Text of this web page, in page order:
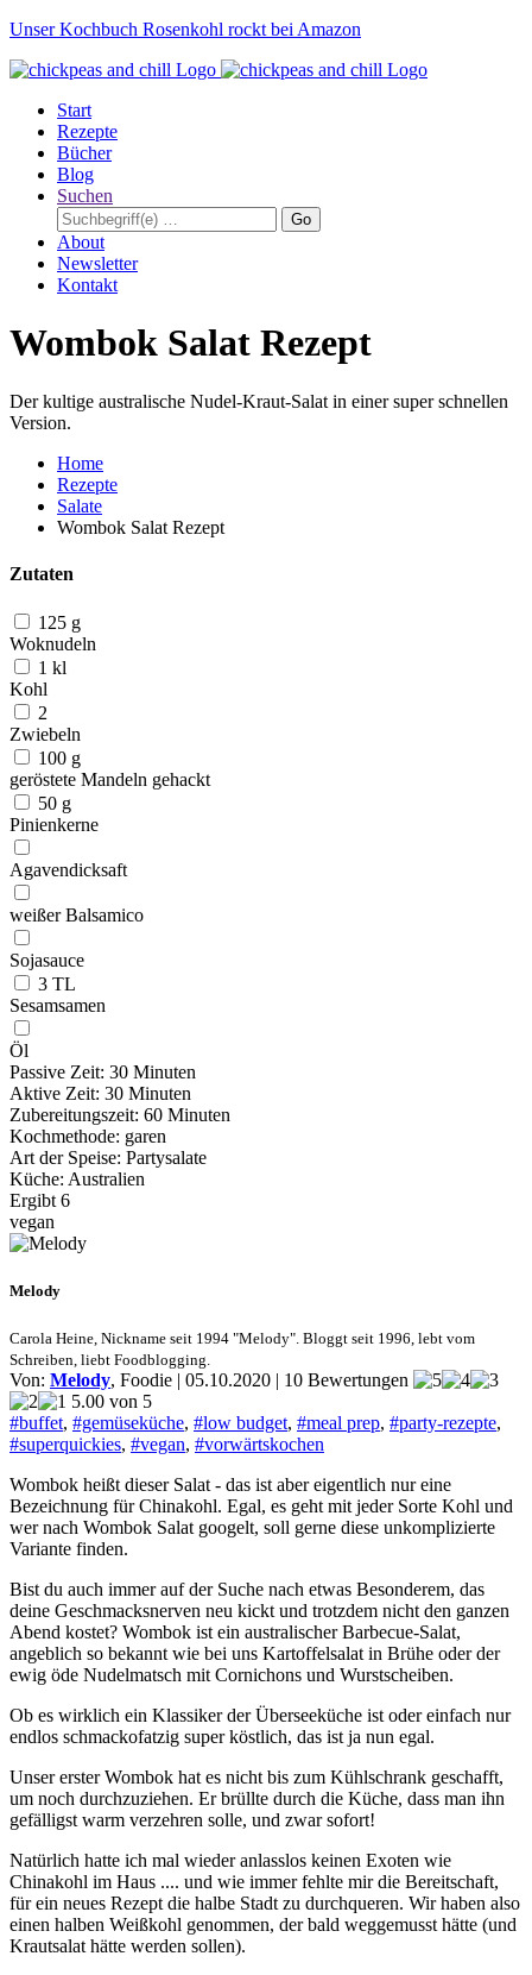
Unser Kochbuch Rosenkohl rockt bei Amazon
Start
Rezepte
Bücher
Blog
Suchen
Go
About
Newsletter
Kontakt
Wombok Salat Rezept
Der kultige australische Nudel-Kraut-Salat in einer super schnellen
Version.
Home
Rezepte
Salate
Wombok Salat Rezept
Zutaten
125 g
Woknudeln
1 kl
Kohl
2
Zwiebeln
100 g
geröstete Mandeln gehackt
50 g
Pinienkerne
Agavendicksaft
weißer Balsamico
Sojasauce
3 TL
Sesamsamen
Öl
Passive Zeit: 30 Minuten
Aktive Zeit: 30 Minuten
Zubereitungszeit: 60 Minuten
Kochmethode: garen
Art der Speise: Partysalate
Küche: Australien
Ergibt 6
vegan
Melody
Carola Heine, Nickname seit 1994 "Melody". Bloggt seit 1996, lebt vom
Schreiben, liebt Foodblogging.
Von: Melody, Foodie | 05.10.2020 | 10 Bewertungen
5.00 von 5
#buffet, #gemüseküche, #low budget, #meal prep, #party-rezepte,
#superquickies, #vegan, #vorwärtskochen
Wombok heißt dieser Salat - das ist aber eigentlich nur eine
Bezeichnung für Chinakohl. Egal, es geht mit jeder Sorte Kohl und
wer nach Wombok Salat googelt, soll gerne diese unkomplizierte
Variante finden.
Bist du auch immer auf der Suche nach etwas Besonderem, das
deine Geschmacksnerven neu kickt und trotzdem nicht den ganzen
Abend kostet? Wombok ist ein australischer Barbecue-Salat,
angeblich so bekannt wie bei uns Kartoffelsalat in Brühe oder der
ewig öde Nudelmatsch mit Cornichons und Wurstscheiben.
Ob es wirklich ein Klassiker der Überseeküche ist oder einfach nur
endlos schmackofatzig super köstlich, das ist ja nun egal.
Unser erster Wombok hat es nicht bis zum Kühlschrank geschafft,
um noch durchzuziehen. Er brüllte durch die Küche, dass man ihn
gefälligst warm verzehren solle, und zwar sofort!
Natürlich hatte ich mal wieder anlasslos keinen Exoten wie
Chinakohl im Haus .... und wie immer fehlte mir die Bereitschaft,
für ein neues Rezept die halbe Stadt zu durchqueren. Wir haben also
einen halben Weißkohl genommen, der bald weggemusst hätte (und
Krautsalat hätte werden sollen).